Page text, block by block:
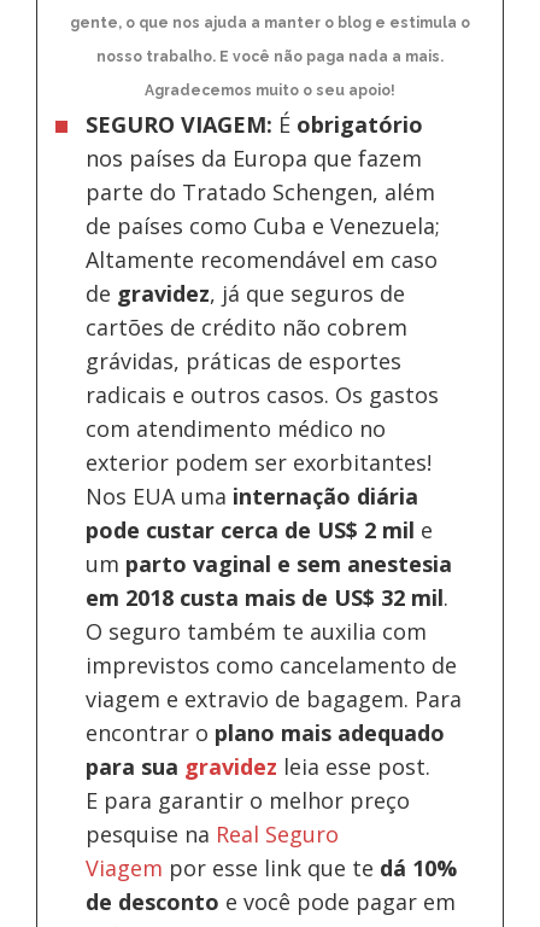
gente, o que nos ajuda a manter o blog e estimula o
nosso trabalho. E você não paga nada a mais.
Agradecemos muito o seu apoio!
SEGURO VIAGEM: É obrigatório
nos países da Europa que fazem
parte do Tratado Schengen, além
de países como Cuba e Venezuela;
Altamente recomendável em caso
de gravidez, já que seguros de
cartões de crédito não cobrem
grávidas, práticas de esportes
radicais e outros casos. Os gastos
com atendimento médico no
exterior podem ser exorbitantes!
Nos EUA uma internação diária
pode custar cerca de US$ 2 mil e
um parto vaginal e sem anestesia
em 2018 custa mais de US$ 32 mil.
O seguro também te auxilia com
imprevistos como cancelamento de
viagem e extravio de bagagem. Para
encontrar o plano mais adequado
para sua gravidez leia esse post.
E para garantir o melhor preço
pesquise na Real Seguro
Viagem por esse link que te dá 10%
de desconto e você pode pagar em